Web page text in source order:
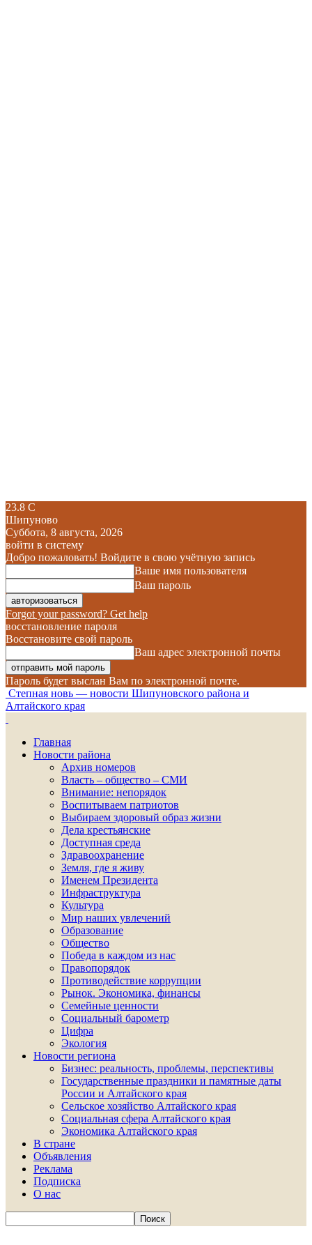
23.8 C
Шипуново
Суббота, 8 августа, 2026
войти в систему
Добро пожаловать! Войдите в свою учётную запись
Ваше имя пользователя
Ваш пароль
Forgot your password? Get help
восстановление пароля
Восстановите свой пароль
Ваш адрес электронной почты
Пароль будет выслан Вам по электронной почте.
Степная новь — новости Шипуновского района и
Алтайского края
Главная
Новости района
Архив номеров
Власть – общество – СМИ
Внимание: непорядок
Воспитываем патриотов
Выбираем здоровый образ жизни
Дела крестьянские
Доступная среда
Здравоохранение
Земля, где я живу
Именем Президента
Инфраструктура
Культура
Мир наших увлечений
Образование
Общество
Победа в каждом из нас
Правопорядок
Противодействие коррупции
Рынок. Экономика, финансы
Семейные ценности
Социальный барометр
Цифра
Экология
Новости региона
Бизнес: реальность, проблемы, перспективы
Государственные праздники и памятные даты
России и Алтайского края
Сельское хозяйство Алтайского края
Социальная сфера Алтайского края
Экономика Алтайского края
В стране
Объявления
Реклама
Подписка
О нас